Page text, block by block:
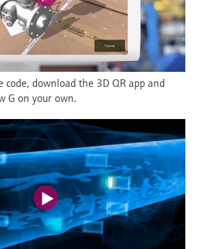
code, download the 3D QR app and
G on your own.